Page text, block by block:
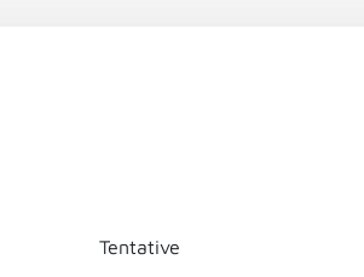
Tentative